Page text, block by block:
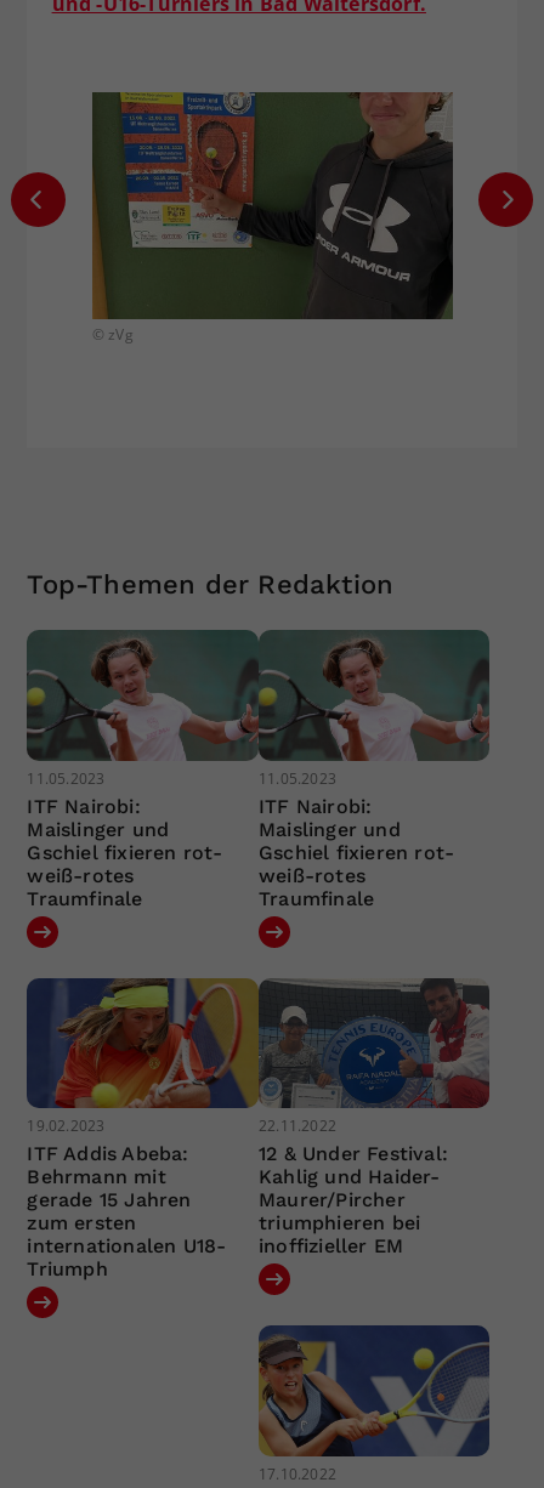
© zVg
Top-Themen der Redaktion
11.05.2023
ITF Nairobi:
Maislinger und
Gschiel fixieren rot-
weiß-rotes
Traumfinale
11.05.2023
ITF Nairobi:
Maislinger und
Gschiel fixieren rot-
weiß-rotes
Traumfinale
19.02.2023
ITF Addis Abeba:
Behrmann mit
gerade 15 Jahren
zum ersten
internationalen U18-
Triumph
22.11.2022
12 & Under Festival:
Kahlig und Haider-
Maurer/Pircher
triumphieren bei
inoffizieller EM
17.10.2022